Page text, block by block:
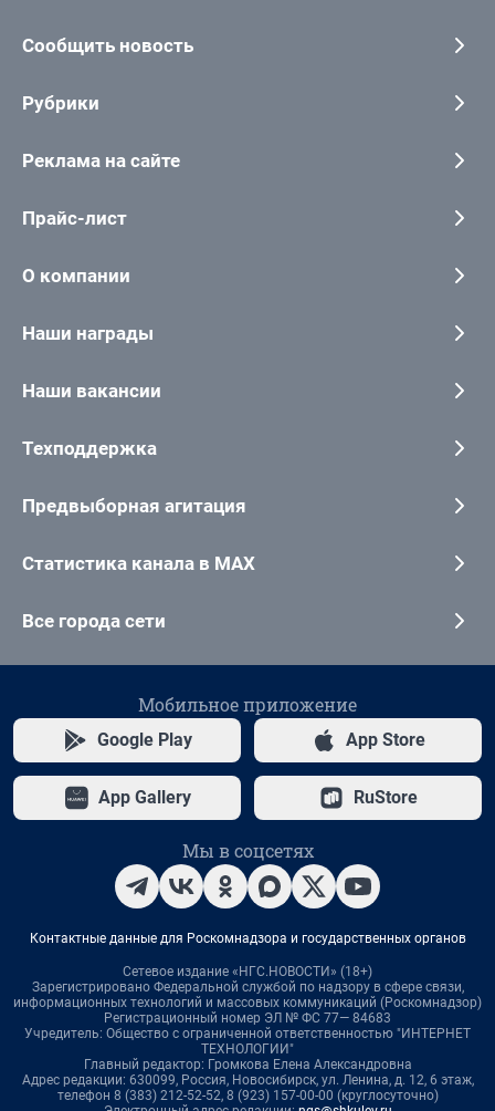
Сообщить новость
Рубрики
Реклама на сайте
Прайс-лист
О компании
Наши награды
Наши вакансии
Техподдержка
Предвыборная агитация
Статистика канала в MAX
Все города сети
Мобильное приложение
Google Play App Store
App Gallery RuStore
Мы в соцсетях
Контактные данные для Роскомнадзора и государственных органов
Сетевое издание «НГС.НОВОСТИ» (18+)
Зарегистрировано Федеральной службой по надзору в сфере связи,
информационных технологий и массовых коммуникаций (Роскомнадзор)
Регистрационный номер ЭЛ № ФС 77— 84683
Учредитель: Общество с ограниченной ответственностью "ИНТЕРНЕТ
ТЕХНОЛОГИИ"
Главный редактор: Громкова Елена Александровна
Адрес редакции: 630099, Россия, Новосибирск, ул. Ленина, д. 12, 6 этаж,
телефон 8 (383) 212-52-52, 8 (923) 157-00-00 (круглосуточно)